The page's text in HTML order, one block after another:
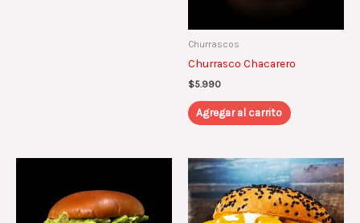
Churrascos
Churrasco Chacarero
$5.990
Agregar al carrito